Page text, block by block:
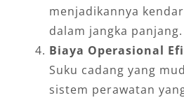
menjadikannya
dalam jangka panjang.
Biaya Operasional
Suku cadang yang
sistem perawatan